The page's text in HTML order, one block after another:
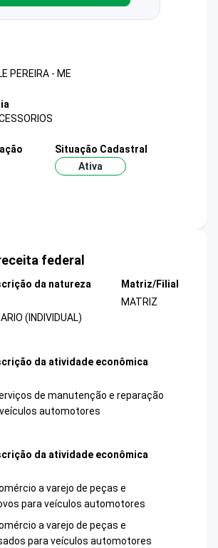
PEREIRA - ME
Situação Cadastral
Ativa
federal
da natureza
(INDIVIDUAL)
Matriz/Filial
MATRIZ
da atividade econômica
de manutenção e reparação
automotores
da atividade econômica
a varejo de peças e
para veículos automotores
a varejo de peças e
para veículos automotores